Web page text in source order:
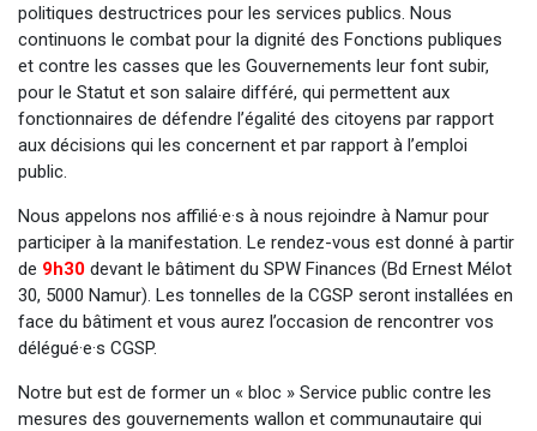
politiques destructrices pour les services publics. Nous
continuons le combat pour la dignité des Fonctions publiques
et contre les casses que les Gouvernements leur font subir,
pour le Statut et son salaire différé, qui permettent aux
fonctionnaires de défendre l’égalité des citoyens par rapport
aux décisions qui les concernent et par rapport à l’emploi
public.
Nous appelons nos affilié·e·s à nous rejoindre à Namur pour
participer à la manifestation. Le rendez-vous est donné à partir
de 9h30 devant le bâtiment du SPW Finances (Bd Ernest Mélot
30, 5000 Namur). Les tonnelles de la CGSP seront installées en
face du bâtiment et vous aurez l’occasion de rencontrer vos
délégué·e·s CGSP.
Notre but est de former un « bloc » Service public contre les
mesures des gouvernements wallon et communautaire qui